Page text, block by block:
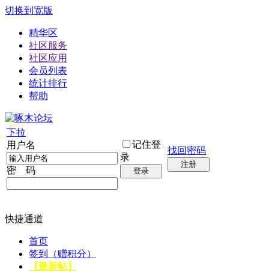
切换到宽版
精华区
社区服务
社区应用
会员列表
统计排行
帮助
下拉
用户名
密 码
记住登
录
登录
找回密码
注册
快捷通道
首页
签到（赠积分）
【最新帖】